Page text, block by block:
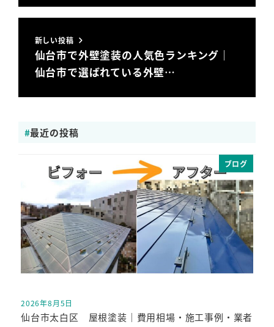
新しい投稿
仙台市で外壁塗装の人気色ランキング｜
仙台市で選ばれている外壁…
最近の投稿
ブログ
投稿日
2026年8月5日
仙台市太白区 屋根塗装｜費用相場・施工事例・業者